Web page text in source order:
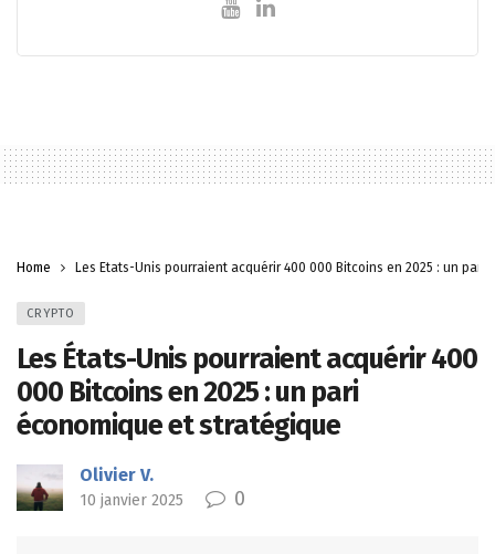
Home Les États-Unis pourraient acquérir 400 000 Bitcoins en 2025 : un pari
CRYPTO
Les États-Unis pourraient acquérir 400
000 Bitcoins en 2025 : un pari
économique et stratégique
Olivier V.
10 janvier 2025 0